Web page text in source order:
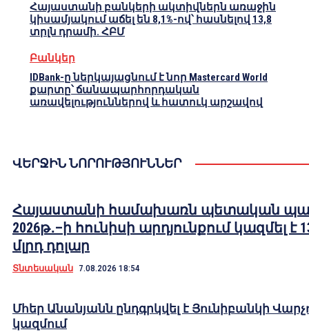
Հայաստանի բանկերի ակտիվներն առաջին
կիսամյակում աճել են 8,1%-ով՝ հասնելով 13,8
տրլն դրամի. ՀԲՄ
Բանկեր
IDBank-ը ներկայացնում է նոր Mastercard World
քարտը՝ ճանապարհորդական
առավելություններով և հատուկ արշավով
ՎԵՐՋԻՆ ՆՈՐՈՒԹՅՈՒՆՆԵՐ
Հայաստանի համախառն պետական
2026թ․–ի հունիսի արդյունքում կազմել է
մլրդ դոլար
Տնտեսական 7.08.2026 18:54
Մհեր Անանյանն ընդգրկվել է Յունիբանկի
կազմում